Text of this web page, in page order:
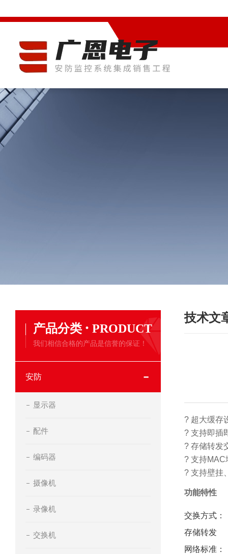
产品分类 · PRODUCT
我们相信合格的产品是信誉的保证！
安防
显示器
配件
编码器
摄像机
录像机
交换机
技术文
? 超大缓存
? 支持即插
? 存储转发
? 支持MAC
? 支持壁挂
功能特性
交换方式：
存储转发
网络标准：